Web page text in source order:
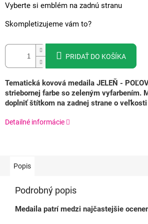
Vyberte si emblém na zadnú stranu
Skompletizujeme vám to?
PRIDAŤ DO KOŠÍKA
Tematická kovová medaila JELEŇ -
striebornej farbe so zeleným vyfarbením.
doplniť štítkom na zadnej strane o
Detailné informácie
Popis
Podrobný popis
Medaila patrí medzi najčastejšie